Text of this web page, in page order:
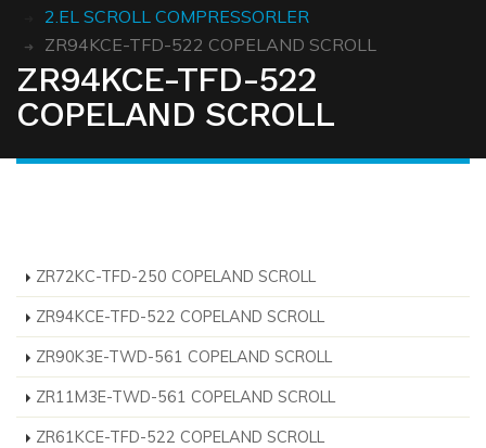
2.EL SCROLL COMPRESSORLER
ZR94KCE-TFD-522 COPELAND SCROLL
ZR94KCE-TFD-522
COPELAND SCROLL
ZR72KC-TFD-250 COPELAND SCROLL
ZR94KCE-TFD-522 COPELAND SCROLL
ZR90K3E-TWD-561 COPELAND SCROLL
ZR11M3E-TWD-561 COPELAND SCROLL
ZR61KCE-TFD-522 COPELAND SCROLL